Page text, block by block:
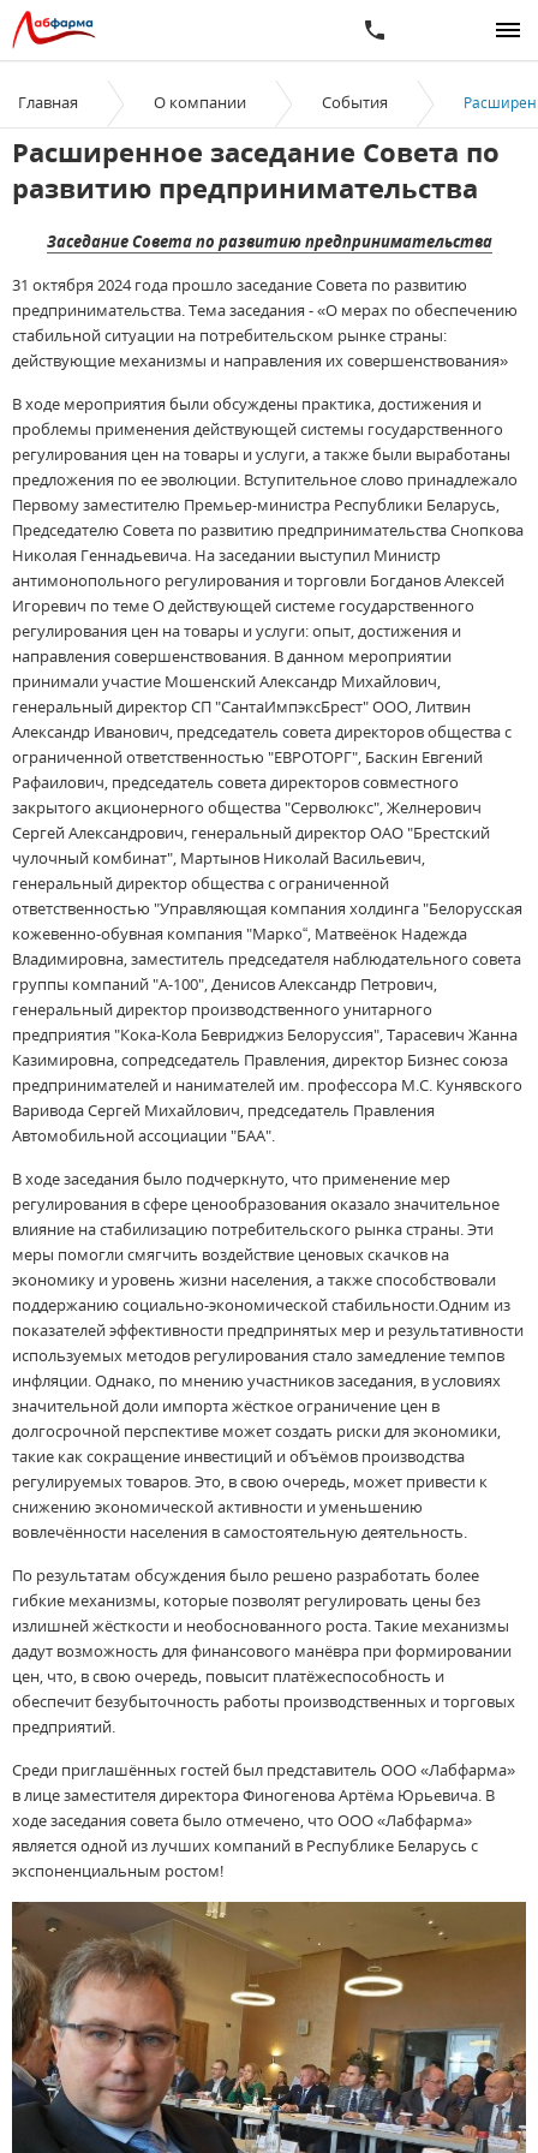
Главная О компании События
Расширенное заседание Совета по
развитию предпринимательства
Заседание Совета по развитию предпринимательства
31 октября 2024 года прошло заседание Совета по развитию
предпринимательства. Тема заседания - «О мерах по обеспечению
стабильной ситуации на потребительском рынке страны:
действующие механизмы и направления их совершенствования»
В ходе мероприятия были обсуждены практика, достижения и
проблемы применения действующей системы государственного
регулирования цен на товары и услуги, а также были выработаны
предложения по ее эволюции. Вступительное слово принадлежало
Первому заместителю Премьер-министра Республики Беларусь,
Председателю Совета по развитию предпринимательства Снопкова
Николая Геннадьевича. На заседании выступил Министр
антимонопольного регулирования и торговли Богданов Алексей
Игоревич по теме О действующей системе государственного
регулирования цен на товары и услуги: опыт, достижения и
направления совершенствования. В данном мероприятии
принимали участие Мошенский Александр Михайлович,
генеральный директор СП "СантаИмпэксБрест" ООО, Литвин
Александр Иванович, председатель совета директоров общества с
ограниченной ответственностью "ЕВРОТОРГ", Баскин Евгений
Рафаилович, председатель совета директоров совместного
закрытого акционерного общества "Серволюкс", Желнерович
Сергей Александрович, генеральный директор ОАО "Брестский
чулочный комбинат", Мартынов Николай Васильевич,
генеральный директор общества с ограниченной
ответственностью "Управляющая компания холдинга "Белорусская
кожевенно-обувная компания "Марко“, Матвеёнок Надежда
Владимировна, заместитель председателя наблюдательного совета
группы компаний "А-100", Денисов Александр Петрович,
генеральный директор производственного унитарного
предприятия "Кока-Кола Бевриджиз Белоруссия", Тарасевич Жанна
Казимировна, сопредседатель Правления, директор Бизнес союза
предпринимателей и нанимателей им. профессора М.С. Кунявского
Варивода Сергей Михайлович, председатель Правления
Автомобильной ассоциации "БАА".
В ходе заседания было подчеркнуто, что применение мер
регулирования в сфере ценообразования оказало значительное
влияние на стабилизацию потребительского рынка страны. Эти
меры помогли смягчить воздействие ценовых скачков на
экономику и уровень жизни населения, а также способствовали
поддержанию социально-экономической стабильности.Одним из
показателей эффективности предпринятых мер и результативности
используемых методов регулирования стало замедление темпов
инфляции. Однако, по мнению участников заседания, в условиях
значительной доли импорта жёсткое ограничение цен в
долгосрочной перспективе может создать риски для экономики,
такие как сокращение инвестиций и объёмов производства
регулируемых товаров. Это, в свою очередь, может привести к
снижению экономической активности и уменьшению
вовлечённости населения в самостоятельную деятельность.
По результатам обсуждения было решено разработать более
гибкие механизмы, которые позволят регулировать цены без
излишней жёсткости и необоснованного роста. Такие механизмы
дадут возможность для финансового манёвра при формировании
цен, что, в свою очередь, повысит платёжеспособность и
обеспечит безубыточность работы производственных и торговых
предприятий.
Среди приглашённых гостей был представитель ООО «Лабфарма»
в лице заместителя директора Финогенова Артёма Юрьевича. В
ходе заседания совета было отмечено, что ООО «Лабфарма»
является одной из лучших компаний в Республике Беларусь с
экспоненциальным ростом!